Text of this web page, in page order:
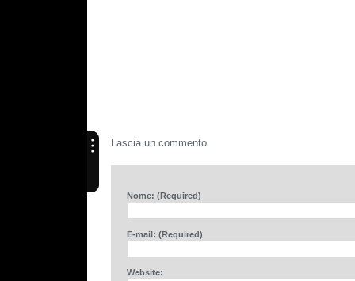
Lascia un commento
Nome: (Required)
E-mail: (Required)
Website: